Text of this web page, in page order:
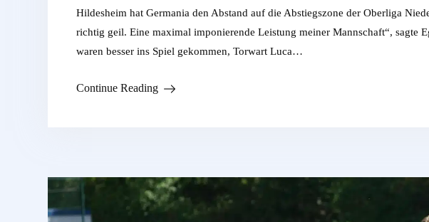
Hildesheim hat Germania den Abstand auf die Abstiegszone der Oberliga
richtig geil. Eine maximal imponierende Leistung meiner Mannschaft“, sagte
waren besser ins Spiel gekommen, Torwart Luca…
Continue Reading